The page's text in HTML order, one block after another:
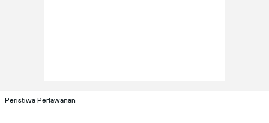
Peristiwa Perlawanan